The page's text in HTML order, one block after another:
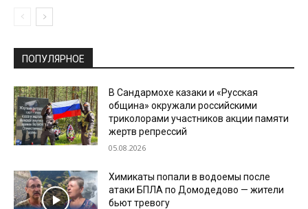
ПОПУЛЯРНОЕ
В Сандармохе казаки и «Русская
община» окружали российскими
триколорами участников акции памяти
жертв репрессий
05.08.2026
Химикаты попали в водоемы после
атаки БПЛА по Домодедово — жители
бьют тревогу